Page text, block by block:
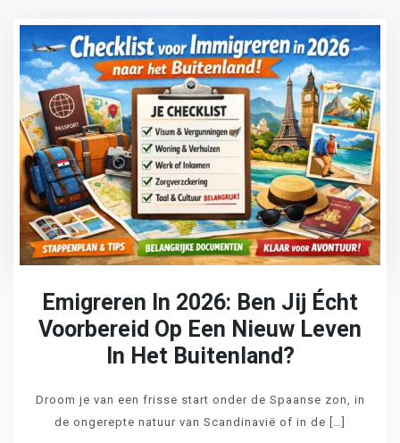
Emigreren In 2026: Ben Jij Écht
Voorbereid Op Een Nieuw Leven
In Het Buitenland?
Droom je van een frisse start onder de Spaanse zon, in
de ongerepte natuur van Scandinavië of in de […]